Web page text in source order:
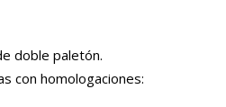
doble paletón.
con homologaciones: